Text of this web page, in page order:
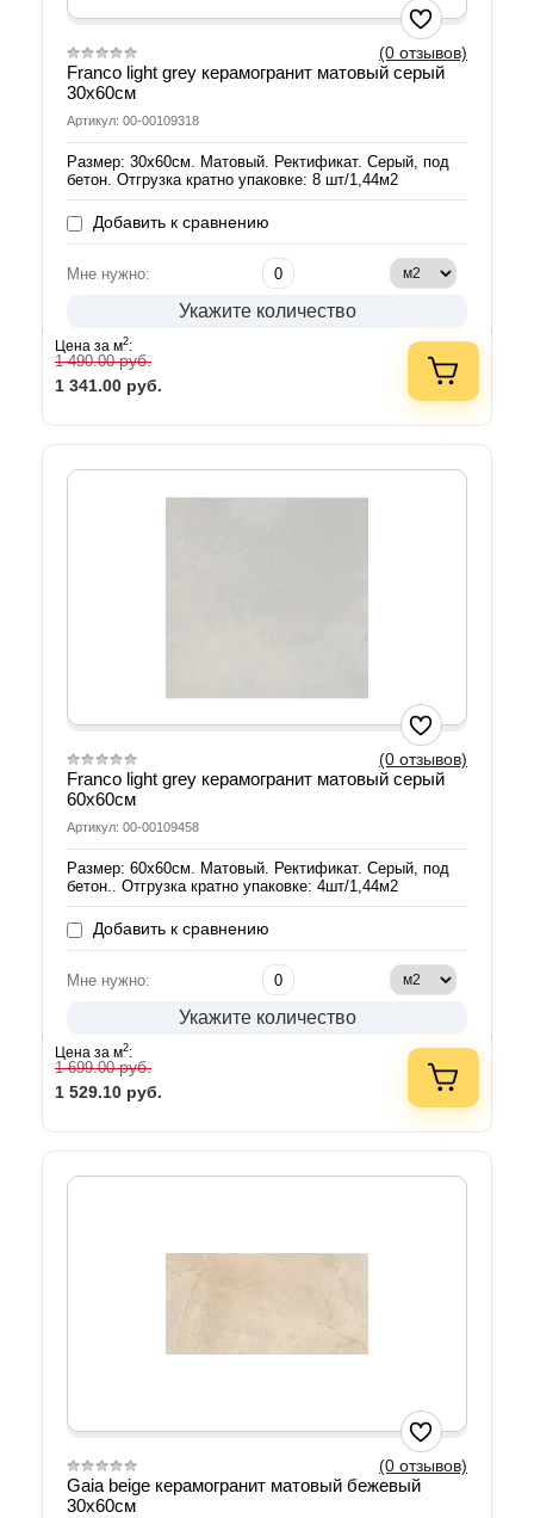
(0 отзывов)
Franco light grey керамогранит матовый серый
30х60см
Артикул: 00-00109318
Размер: 30х60см. Матовый. Ректификат. Серый, под
бетон. Отгрузка кратно упаковке: 8 шт/1,44м2
Добавить к сравнению
Мне нужно:
Укажите количество
Цена за м2:
1 490.00руб.
1 341.00 руб.
(0 отзывов)
Franco light grey керамогранит матовый серый
60х60см
Артикул: 00-00109458
Размер: 60х60см. Матовый. Ректификат. Серый, под
бетон.. Отгрузка кратно упаковке: 4шт/1,44м2
Добавить к сравнению
Мне нужно:
Укажите количество
Цена за м2:
1 699.00руб.
1 529.10 руб.
(0 отзывов)
Gaia beige керамогранит матовый бежевый
30х60см